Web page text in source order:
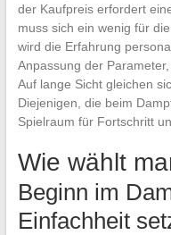
der Kaufpreis erfordert
muss sich ein wenig für
wird die Erfahrung
Anpassung der
Auf lange Sicht gleichen
Diejenigen, die beim
Spielraum für Fortschritt
Wie wählt
Beginn im
Einfachheit